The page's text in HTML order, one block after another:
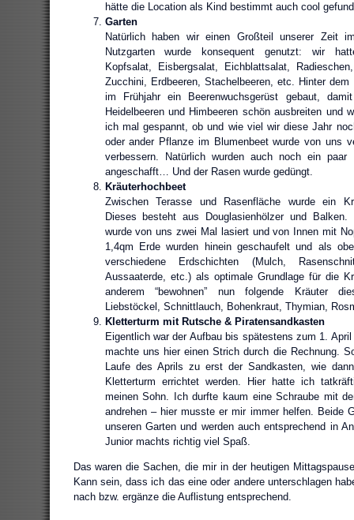
hätte die Location als Kind bestimmt auch cool
Garten
Natürlich haben wir einen Großteil unserer Zeit
Nutzgarten wurde konsequent genutzt: wir
Kopfsalat, Eisbergsalat, Eichblattsalat,
Zucchini, Erdbeeren, Stachelbeeren, etc. Hinter dem
im Frühjahr ein Beerenwuchsgerüst gebaut,
Heidelbeeren und Himbeeren schön ausbreiten und
ich mal gespannt, ob und wie viel wir diese Jahr
oder ander Pflanze im Blumenbeet wurde von uns
verbessern. Natürlich wurden auch noch ein paar
angeschafft… Und der Rasen wurde gedüngt.
Kräuterhochbeet
Zwischen Terasse und Rasenfläche wurde ein
Dieses besteht aus Douglasienhölzer und
wurde von uns zwei Mal lasiert und von Innen mit
1,4qm Erde wurden hinein geschaufelt und als
verschiedene Erdschichten (Mulch,
Aussaaterde, etc.) als optimale Grundlage für die
anderem “bewohnen” nun folgende Kräuter
Liebstöckel, Schnittlauch, Bohenkraut, Thymian,
Kletterturm mit Rutsche & Piratensandkasten
Eigentlich war der Aufbau bis spätestens zum 1.
machte uns hier einen Strich durch die Rechnung.
Laufe des Aprils zu erst der Sandkasten, wie
Kletterturm errichtet werden. Hier hatte ich
meinen Sohn. Ich durfte kaum eine Schraube mit
andrehen – hier musste er mir immer helfen. Beide
unseren Garten und werden auch entsprechend in
Junior machts richtig viel Spaß.
Das waren die Sachen, die mir in der heutigen
Kann sein, dass ich das eine oder andere unterschlagen
nach bzw. ergänze die Auflistung entsprechend.